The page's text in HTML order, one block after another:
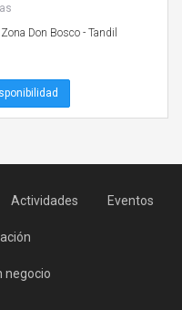
Don Bosco - Tandil
Actividades Eventos
negocio